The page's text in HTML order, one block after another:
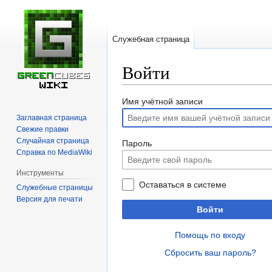
Войти
Перейти
навигации
Перейти
поиску
Имя учётной записи
Пароль
Оставаться в системе
Войти
Помощь по входу
Сбросить ваш пароль?
Служебная страница
Заглавная страница
Свежие правки
Случайная страница
Справка по MediaWiki
Инструменты
Служебные страницы
Версия для печати